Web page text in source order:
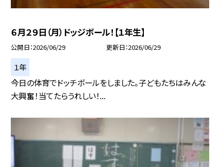
６月２９日（月）ドッジボール！【１年生】
公開日 2026/06/29 更新日 2026/06/29
１年
今日の体育でドッチボールをしました。子どもたちはみんな
大興奮！当てたらうれしい！...